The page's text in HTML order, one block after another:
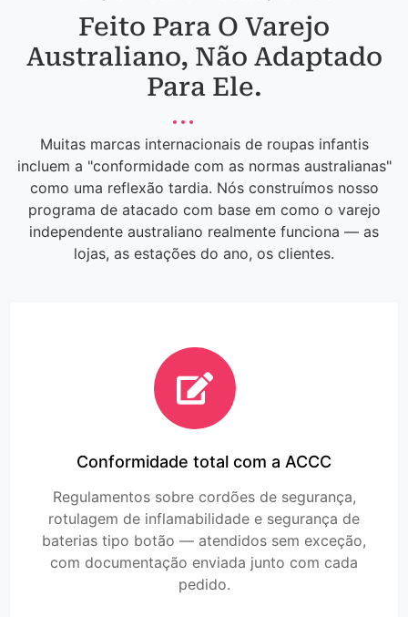
Feito Para O Varejo
Australiano, Não Adaptado
Para Ele.
Muitas marcas internacionais de roupas infantis
incluem a "conformidade com as normas australianas"
como uma reflexão tardia. Nós construímos nosso
programa de atacado com base em como o varejo
independente australiano realmente funciona — as
lojas, as estações do ano, os clientes.
Conformidade total com a ACCC
Regulamentos sobre cordões de segurança,
rotulagem de inflamabilidade e segurança de
baterias tipo botão — atendidos sem exceção,
com documentação enviada junto com cada
pedido.